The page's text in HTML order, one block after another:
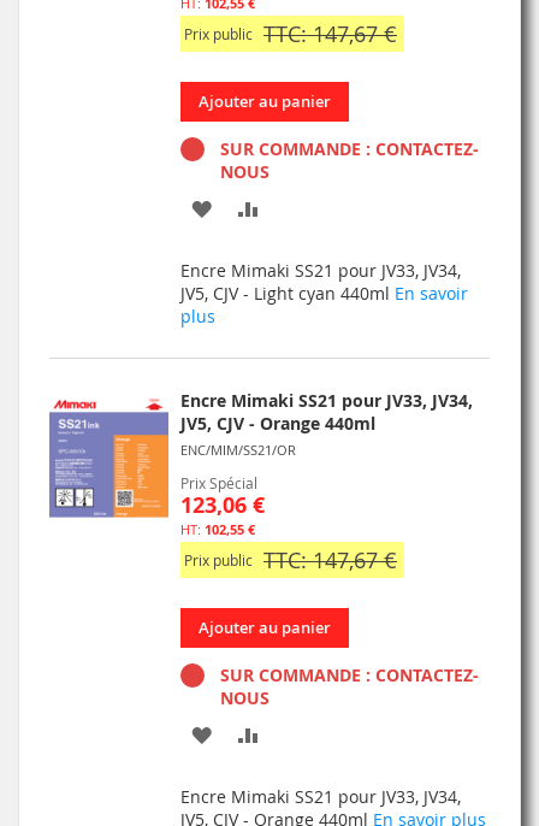
Prix public TTC: 147,67 €
Ajouter au panier
SUR COMMANDE : CONTACTEZ-
NOUS
AJOUTER
MA
COMPARATEUR
Encre Mimaki SS21 pour JV33, JV34,
JV5, CJV - Light cyan 440ml En savoir
plus
Encre Mimaki SS21 pour JV33, JV34,
JV5, CJV - Orange 440ml
ENC/MIM/SS21/OR
Prix Spécial
123,06 €
102,55 €
Prix public TTC: 147,67 €
Ajouter au panier
SUR COMMANDE : CONTACTEZ-
NOUS
AJOUTER
MA
COMPARATEUR
Encre Mimaki SS21 pour JV33, JV34,
JV5, CJV - Orange 440ml En savoir plus